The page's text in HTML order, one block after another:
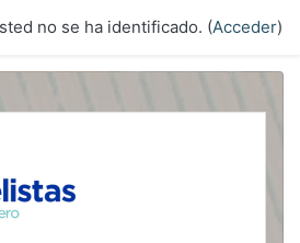
no se ha identificado. (Acceder)